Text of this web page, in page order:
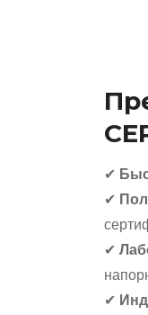
✔
✔
✔
✔